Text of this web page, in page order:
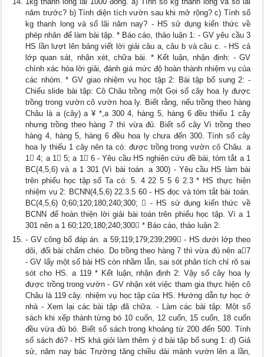
năm trước? b) Tính diện tích vườn sau khi mở rộng? c) Tính số
kg thanh long và số lãi năm nay? - HS sử dụng kiến thức về
phép nhân để làm bài tập. * Báo cáo, thảo luận 1: - GV yêu cầu 3
HS lần lượt lên bảng viết lời giải câu a, câu b và câu c. - HS cả
lớp quan sát, nhận xét, chữa bài. * Kết luận, nhận định: - GV
chính xác hóa lời giải, đánh giá mức độ hoàn thành nhiệm vụ của
các nhóm. * GV giao nhiệm vụ học tập 2: Bài tập bổ sung 2: -
Chiếu slide bài tập: Cô Châu trồng một Gọi số cây hoa ly được
trồng trong vườn cô vườn hoa ly. Biết rằng, nếu trồng theo hàng
Châu là a (cây) a ¥ *,a 300 4, hàng 5, hàng 6 đều thiếu 1 cây
nhưng trồng theo hàng 7 thì vừa đủ. Biết số cây Vì trồng theo
hàng 4, hàng 5, hàng 6 đều hoa ly chưa đến 300. Tính số cây
hoa ly thiếu 1 cây nên ta có: được trồng trong vườn cô Châu. a
1 4; a 1 5; a 1 6 - Yêu cầu HS nghiên cứu đề bài, tóm tắt a 1
BC(4,5,6) và a 1 301 (Vì bài toán. a 300) - Yêu cầu HS làm bài
trên phiếu học tập số Ta có: 5. 4 22 5 5 6 2.3 * HS thực hiện
nhiệm vụ 2: BCNN(4,5,6) 22.3.5 60 - HS đọc và tóm tắt bài toán.
BC(4,5,6) 0;60;120;180;240;300;  - HS sử dụng kiến thức về
BCNN để hoàn thiện lời giải bài toán trên phiếu học tập. Vì a 1
301 nên a 1 60;120;180;240;300 * Báo cáo, thảo luận 2:
- GV công bố đáp án. a 59;119;179;239;299 - HS dưới lớp theo
dõi, đổi bài chấm chéo. Do trồng theo hàng 7 thì vừa đủ nên a7
- GV lấy một số bài HS còn nhầm lẫn, sai sót phân tích chỉ rõ sai
sót cho HS. a 119 * Kết luận, nhận định 2: Vậy số cây hoa ly
được trồng trong vườn - GV nhận xét việc tham gia thực hiện cô
Châu là 119 cây. nhiệm vụ học tập của HS. Hướng dẫn tự học ở
nhà - Xem lại các bài tập đã chữa. - Làm các bài tập: Một số
sách khi xếp thành từng bó 10 cuốn, 12 cuốn, 15 cuốn, 18 cuốn
đều vừa đủ bó. Biết số sách trong khoảng từ 200 đến 500. Tính
số sách đó? - HS khá giỏi làm thêm ý d bài tập bổ sung 1: d) Giả
sử, năm nay bác Trường tăng chiều dài mảnh vườn lên a lần,